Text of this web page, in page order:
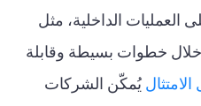
الداخلية، مثل
خلال خطوات بسيطة وقابلة
يُمكّن الشركات